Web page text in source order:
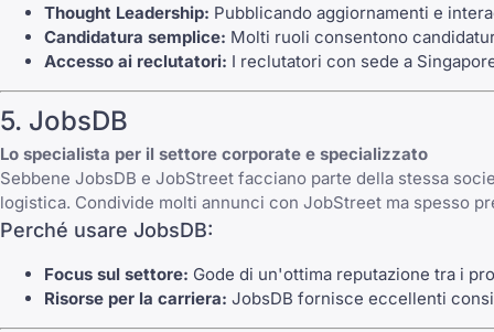
Thought Leadership: Pubblicando aggiornamenti e
Candidatura semplice: Molti ruoli consentono
Accesso ai reclutatori: I reclutatori con sede a
5. JobsDB
Lo specialista per il settore corporate e specializzato
Sebbene JobsDB e JobStreet facciano parte della stessa
logistica. Condivide molti annunci con JobStreet ma spesso
Perché usare JobsDB:
Focus sul settore: Gode di un'ottima reputazione tra i
Risorse per la carriera: JobsDB fornisce eccellenti